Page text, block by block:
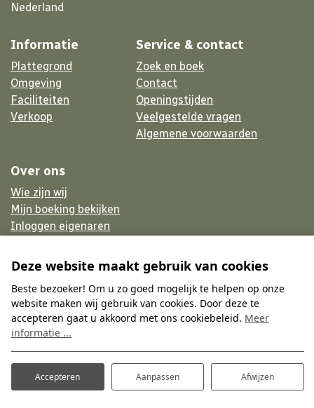
Nederland
Informatie
Plattegrond
Omgeving
Faciliteiten
Verkoop
Service & contact
Zoek en boek
Contact
Openingstijden
Veelgestelde vragen
Algemene voorwaarden
Over ons
Wie zijn wij
Mijn boeking bekijken
Inloggen eigenaren
Inschrijven nieuwsbrief
© 2026 - Website ♥ Prosuco
Disclaimer
Deze website maakt gebruik van cookies
Beste bezoeker! Om u zo goed mogelijk te helpen op onze
website maken wij gebruik van cookies. Door deze te
accepteren gaat u akkoord met ons cookiebeleid. Meer
informatie ...
Accepteren Aanpassen Afwijzen